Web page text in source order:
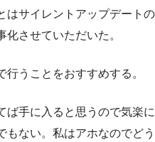
はサイレントアップデートの
させていただいた。
うことをおすすめする。
ば手に入ると思うので気楽に
もない。私はアホなのでどう